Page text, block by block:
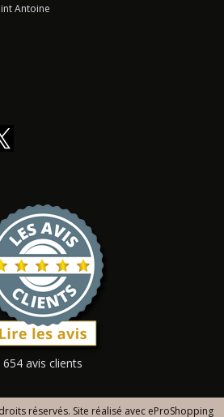
Antoine
654 avis clients
réservés. Site réalisé avec eProShopping